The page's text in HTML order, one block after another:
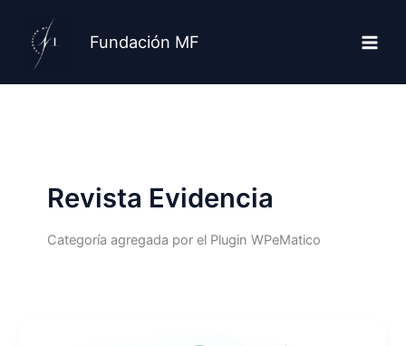
contenido
Fundación MF
Revista Evidencia
Categoría agregada por el Plugin WPeMatico